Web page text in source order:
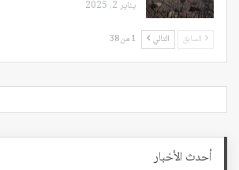
يناير 2, 2025
السابق التالي 1 من 38
أحدث الأخبار